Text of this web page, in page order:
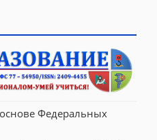
Федеральных